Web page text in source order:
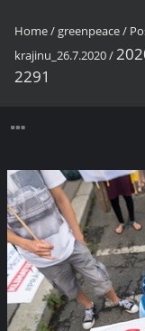
Home/ greenpeace/
krajinu_26.7.2020/
2291